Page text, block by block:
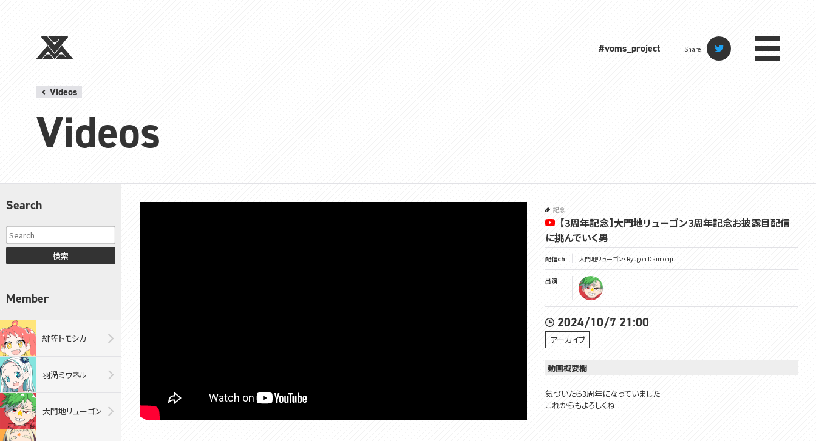
#voms_project Share
Videos
Videos
Search
検索
Member
緋笠トモシカ
羽渦ミウネル
大門地リューゴン
記念
【3周年記念】大門地リューゴン3周年記念お披露目配信
に挑んでいく男
配信ch 大門地リューゴン・Ryugon Daimonji
出演
2024/10/7 21:00
アーカイブ
動画概要欄
気づいたら3周年になっていました
これからもよろしくね